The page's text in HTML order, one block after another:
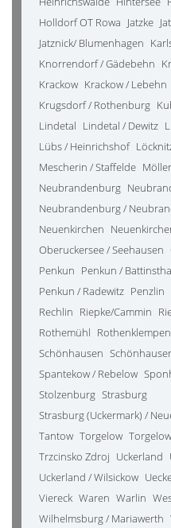
Holldorf OT Rowa Jatzke
Jatznick/ Blumenhagen
Knorrendorf / Gädebehn
Krackow Krackow / Lebehn
Krugsdorf / Rothenburg
Lindetal Lindetal / Dewitz
Lübs / Heinrichshof
Mescherin / Staffelde
Neubrandenburg
Neubrandenburg /
Neuenkirchen
Oberuckersee / Seehausen
Penkun Penkun /
Penkun / Radewitz Penzlin
Rechlin Riepke/Cammin
Rothemühl
Schönhausen
Spantekow / Rebelow
Stolzenburg Strasburg
Strasburg (Uckermark) /
Tantow Torgelow
Trzcinsko Zdroj Uckerland
Uckerland / Wilsickow
Viereck Waren Warlin
Wilhelmsburg / Mariawerth